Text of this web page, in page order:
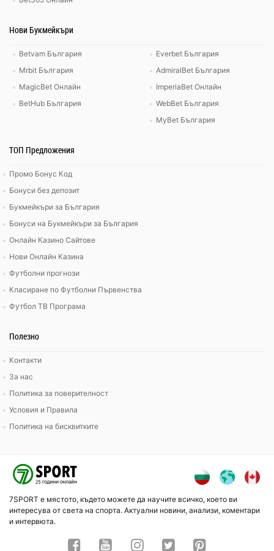
Нови Букмейкъри
Betvam България
Mrbit България
MagicBet Онлайн
BetHub България
Everbet България
AdmiralBet България
ImperiaBet Онлайн
WebBet България
MyBet България
ТОП Предложения
Промо Бонус Код
Бонуси без депозит
Букмейкъри за България
Бонуси на Букмейкъри за България
Онлайн Казино Сайтове
Нови Онлайн Казина
Футболни прогнози
Класиране по Футболни Първенства
Футбол ТВ Програма
Полезно
Контакти
За нас
Политика за поверителност
Условия и Правила
Политика на бисквитките
7SPORT е мястото, където можете да научите всичко, което ви
интересува от света на спорта. Актуални новини, анализи, коментари
и интервюта.